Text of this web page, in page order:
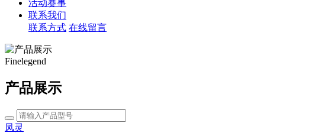
活动赛事
联系我们
联系方式 在线留言
Finelegend
产品展示
凤灵